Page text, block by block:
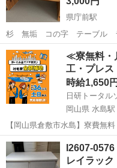
県庁前駅
杉 無垢 コの字 テーブル
の無垢材で作ったコの字ラッ
装しています。 細
広島 広島市 県庁前駅
≪寮無料・
工・プレス
時給1,650円
日研トータル
岡山県 水島駅
【岡山県倉敷市水島】寮費無
《お仕事No.NS0089》 お仕事について 車の組立作業です。専用レール
に乗って流れてくる車の骨組
り・ドア・シートなどの各...
岡山 倉敷市
I2607-
レイラック